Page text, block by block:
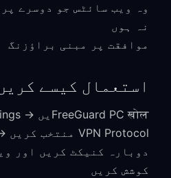
وہ ویب سائٹس جو دوسرے
نہ ہوں
موافقت پر مبنی براؤزنگ
استعمال کیسے
FreeGuard PC खोलیں → Settings
VPN Protocol منتخب کریں → Trojan
دوبارہ کنیکٹ کریں اور
کوشش کریں